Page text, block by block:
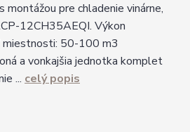
pre chladenie vinárne,
12CH35AEQI. Výkon
miestnosti: 50-100 m3
a vonkajšia jednotka komplet
... celý popis